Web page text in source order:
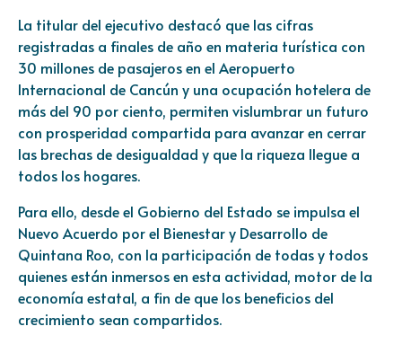
La titular del ejecutivo destacó que las cifras
registradas a finales de año en materia turística con
30 millones de pasajeros en el Aeropuerto
Internacional de Cancún y una ocupación hotelera de
más del 90 por ciento, permiten vislumbrar un futuro
con prosperidad compartida para avanzar en cerrar
las brechas de desigualdad y que la riqueza llegue a
todos los hogares.
Para ello, desde el Gobierno del Estado se impulsa el
Nuevo Acuerdo por el Bienestar y Desarrollo de
Quintana Roo, con la participación de todas y todos
quienes están inmersos en esta actividad, motor de la
economía estatal, a fin de que los beneficios del
crecimiento sean compartidos.